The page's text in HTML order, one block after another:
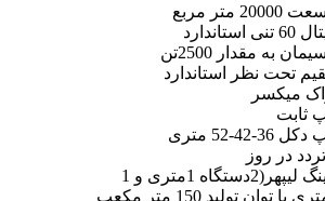
مربع
به مقدار 2500تن
تحت نظر استاندارد
در روز
3 دستگاه بچینگ لیپهر(2دستگاه 1متری و 1
دستگاه 1/2 متری با توان تولید 150 متر مکعب